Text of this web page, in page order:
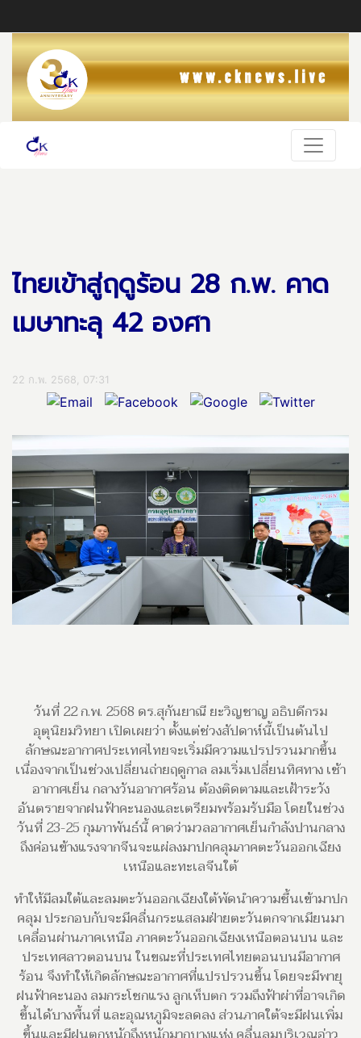
ไทยเข้าสู่ฤดูร้อน 28 ก.พ. คาด
เมษาทะลุ 42 องศา
22 ก.พ. 2568, 07:31
วันที่ 22 ก.พ. 2568 ดร.สุกันยาณี ยะวิญชาญ อธิบดีกรม
อุตุนิยมวิทยา เปิดเผยว่า ตั้งแต่ช่วงสัปดาห์นี้เป็นต้นไป
ลักษณะอากาศประเทศไทยจะเริ่มมีความแปรปรวนมากขึ้น
เนื่องจากเป็นช่วงเปลี่ยนถ่ายฤดูกาล ลมเริ่มเปลี่ยนทิศทาง เช้า
อากาศเย็น กลางวันอากาศร้อน ต้องติดตามและเฝ้าระวัง
อันตรายจากฝนฟ้าคะนองและเตรียมพร้อมรับมือ โดยในช่วง
วันที่ 23-25 กุมภาพันธ์นี้ คาดว่ามวลอากาศเย็นกำลังปานกลาง
ถึงค่อนข้างแรงจากจีนจะแผ่ลงมาปกคลุมภาคตะวันออกเฉียง
เหนือและทะเลจีนใต้
ทำให้มีลมใต้และลมตะวันออกเฉียงใต้พัดนำความชื้นเข้ามาปก
คลุม ประกอบกับจะมีคลื่นกระแสลมฝ่ายตะวันตกจากเมียนมา
เคลื่อนผ่านภาคเหนือ ภาคตะวันออกเฉียงเหนือตอนบน และ
ประเทศลาวตอนบน ในขณะที่ประเทศไทยตอนบนมีอากาศ
ร้อน จึงทำให้เกิดลักษณะอากาศที่แปรปรวนขึ้น โดยจะมีพายุ
ฝนฟ้าคะนอง ลมกระโชกแรง ลูกเห็บตก รวมถึงฟ้าผ่าที่อาจเกิด
ขึ้นได้บางพื้นที่ และอุณหภูมิจะลดลง ส่วนภาคใต้จะมีฝนเพิ่ม